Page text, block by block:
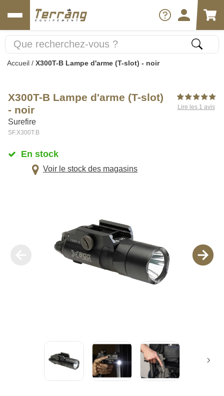
Accueil / X300T-B Lampe d'arme (T-slot) - noir
X300T-B Lampe d'arme (T-slot)
- noir
Surefire
SF.X300T.B
Lire les 1 avis
En stock
Voir le stock des magasins